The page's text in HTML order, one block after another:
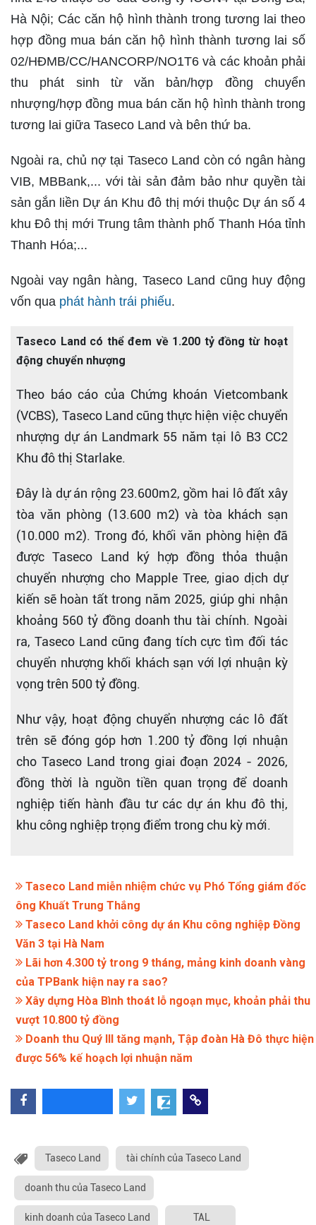
Hà Nội; Các căn hộ hình thành trong tương lai theo
hợp đồng mua bán căn hộ hình thành tương lai số
02/HĐMB/CC/HANCORP/NO1T6 và các khoản phải
thu phát sinh từ văn bản/hợp đồng chuyển
nhượng/hợp đồng mua bán căn hộ hình thành trong
tương lai giữa Taseco Land và bên thứ ba.
Ngoài ra, chủ nợ tại Taseco Land còn có ngân hàng
VIB, MBBank,... với tài sản đảm bảo như quyền tài
sản gắn liền Dự án Khu đô thị mới thuộc Dự án số 4
khu Đô thị mới Trung tâm thành phố Thanh Hóa tỉnh
Thanh Hóa;...
Ngoài vay ngân hàng, Taseco Land cũng huy động
vốn qua phát hành trái phiếu.​
Taseco Land có thể đem về 1.200 tỷ đồng từ hoạt
động chuyển nhượng
Theo báo cáo của Chứng khoán Vietcombank
(VCBS), Taseco Land cũng thực hiện việc chuyển
nhượng dự án Landmark 55 năm tại lô B3 CC2
Khu đô thị Starlake.
Đây là dự án rộng 23.600m2, gồm hai lô đất xây
tòa văn phòng (13.600 m2) và tòa khách sạn
(10.000 m2). Trong đó, khối văn phòng hiện đã
được Taseco Land ký hợp đồng thỏa thuận
chuyển nhượng cho Mapple Tree, giao dịch dự
kiến sẽ hoàn tất trong năm 2025, giúp ghi nhận
khoảng 560 tỷ đồng doanh thu tài chính. Ngoài
ra, Taseco Land cũng đang tích cực tìm đối tác
chuyển nhượng khối khách sạn với lợi nhuận kỳ
vọng trên 500 tỷ đồng.
Như vậy, hoạt động chuyển nhượng các lô đất
trên sẽ đóng góp hơn 1.200 tỷ đồng lợi nhuận
cho Taseco Land trong giai đoạn 2024 - 2026,
đồng thời là nguồn tiền quan trọng để doanh
nghiệp tiến hành đầu tư các dự án khu đô thị,
khu công nghiệp trọng điểm trong chu kỳ mới.
Taseco Land miễn nhiệm chức vụ Phó Tổng giám đốc
ông Khuất Trung Thắng
Taseco Land khởi công dự án Khu công nghiệp Đồng
Văn 3 tại Hà Nam
Lãi hơn 4.300 tỷ trong 9 tháng, mảng kinh doanh vàng
của TPBank hiện nay ra sao?
Xây dựng Hòa Bình thoát lỗ ngoạn mục, khoản phải thu
vượt 10.800 tỷ đồng
Doanh thu Quý III tăng mạnh, Tập đoàn Hà Đô thực hiện
được 56% kế hoạch lợi nhuận năm
Taseco Land tài chính của Taseco Land
doanh thu của Taseco Land
kinh doanh của Taseco Land TAL